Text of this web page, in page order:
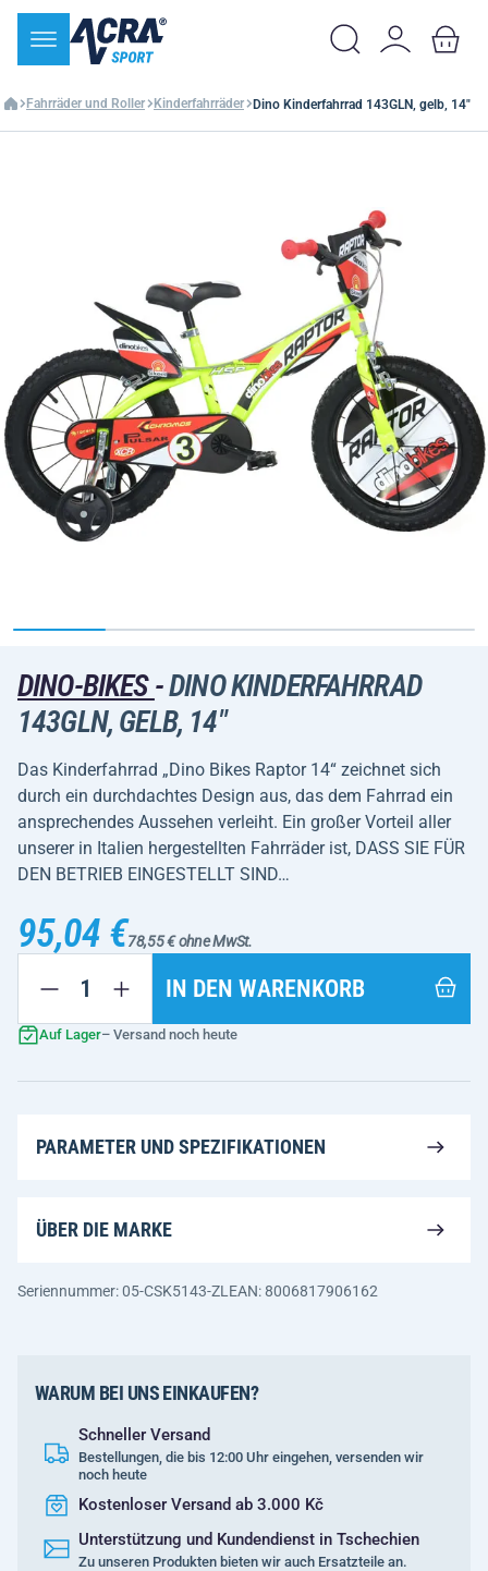
Fahrräder und Roller Kinderfahrräder Dino Kinderfahrrad 143GLN, gelb, 14"
DINO-BIKES-DINO KINDERFAHRRAD
143GLN, GELB, 14"
Das Kinderfahrrad „Dino Bikes Raptor 14“ zeichnet sich
durch ein durchdachtes Design aus, das dem Fahrrad ein
ansprechendes Aussehen verleiht. Ein großer Vorteil aller
unserer in Italien hergestellten Fahrräder ist, DASS SIE FÜR
DEN BETRIEB EINGESTELLT SIND…
95,04 €78,55 € ohne MwSt.
IN DEN WARENKORB
Auf Lager– Versand noch heute
PARAMETER UND SPEZIFIKATIONEN
ÜBER DIE MARKE
Seriennummer: 05-CSK5143-ZL EAN: 8006817906162
WARUM BEI UNS EINKAUFEN?
Schneller Versand
Bestellungen, die bis 12:00 Uhr eingehen, versenden wir
noch heute
Kostenloser Versand ab 3.000 Kč
Unterstützung und Kundendienst in Tschechien
Zu unseren Produkten bieten wir auch Ersatzteile an.